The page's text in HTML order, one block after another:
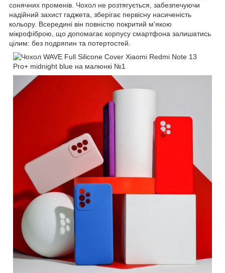
сонячних променів. Чохол не розтягується, забезпечуючи
надійний захист гаджета, зберігає первісну насиченість
кольору. Всередині він повністю покритий м'якою
мікрофіброю, що допомагає корпусу смартфона залишатись
цілим: без подряпин та потертостей.